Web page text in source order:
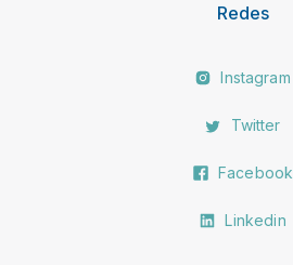
Redes
Instagram
Twitter
Facebook
Linkedin